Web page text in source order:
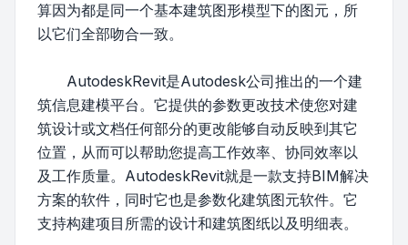
算因为都是同一个基本建筑图形模型下的图元，所
以它们全部吻合一致。
AutodeskRevit是Autodesk公司推出的一个建
筑信息建模平台。它提供的参数更改技术使您对建
筑设计或文档任何部分的更改能够自动反映到其它
位置，从而可以帮助您提高工作效率、协同效率以
及工作质量。AutodeskRevit就是一款支持BIM解决
方案的软件，同时它也是参数化建筑图元软件。它
支持构建项目所需的设计和建筑图纸以及明细表。